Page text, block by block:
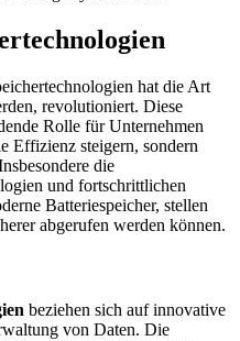
hat die Art
revolutioniert. Diese
Rolle für Unternehmen
Effizienz steigern, sondern
die
und fortschrittlichen
Batteriespeicher, stellen
abgerufen werden können.
beziehen sich auf innovative
von Daten. Die